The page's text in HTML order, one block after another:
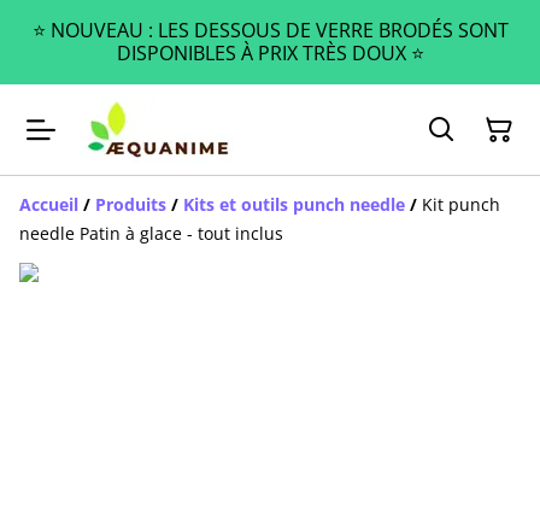
⭐️ NOUVEAU : LES DESSOUS DE VERRE BRODÉS SONT
DISPONIBLES À PRIX TRÈS DOUX ⭐️
Accueil / Produits / Kits et outils punch needle / Kit punch
needle Patin à glace - tout inclus